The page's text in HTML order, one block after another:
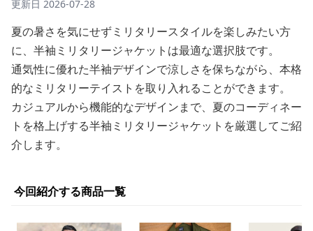
更新日 2026-07-28
夏の暑さを気にせずミリタリースタイルを楽しみたい方
に、半袖ミリタリージャケットは最適な選択肢です。
通気性に優れた半袖デザインで涼しさを保ちながら、本格
的なミリタリーテイストを取り入れることができます。
カジュアルから機能的なデザインまで、夏のコーディネー
トを格上げする半袖ミリタリージャケットを厳選してご紹
介します。
今回紹介する商品一覧